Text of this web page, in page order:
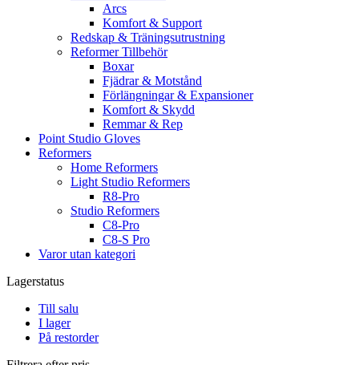
Arcs
Komfort & Support
Redskap & Träningsutrustning
Reformer Tillbehör
Boxar
Fjädrar & Motstånd
Förlängningar & Expansioner
Komfort & Skydd
Remmar & Rep
Point Studio Gloves
Reformers
Home Reformers
Light Studio Reformers
R8-Pro
Studio Reformers
C8-Pro
C8-S Pro
Varor utan kategori
Lagerstatus
Till salu
I lager
På restorder